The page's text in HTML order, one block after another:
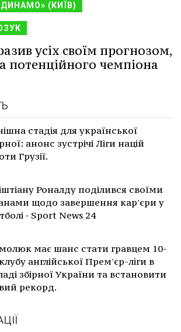
(КИЇВ)
усіх своїм прогнозом,
потенційного чемпіона
стадія для української
анонс зустрічі Ліги націй
Грузії.
Роналду поділився своїми
щодо завершення кар'єри у
- Sport News 24
має шанс стати гравцем 10-
англійської Прем'єр-ліги в
збірної України та встановити
рекорд.